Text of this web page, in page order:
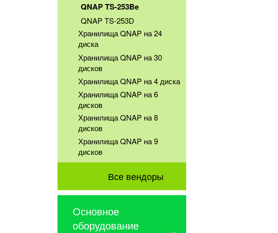
QNAP TS-253Be
QNAP TS-253D
Хранилища QNAP на 24
диска
Хранилища QNAP на 30
дисков
Хранилища QNAP на 4 диска
Хранилища QNAP на 6
дисков
Хранилища QNAP на 8
дисков
Хранилища QNAP на 9
дисков
Все вендоры
Основное
оборудование